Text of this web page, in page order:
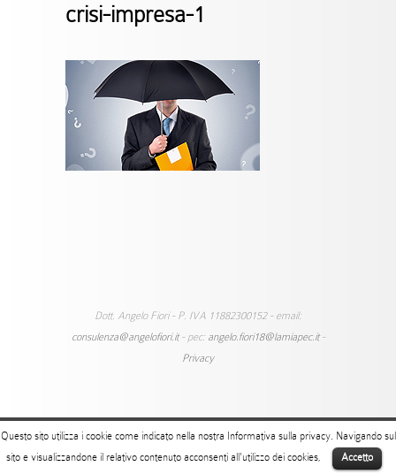
crisi-impresa-1
Dott. Angelo Fiori - P. IVA 11882300152 - email:
consulenza@angelofiori.it- pec: angelo.fiori18@lamiapec.it-
Privacy
Questo sito utilizza i cookie come indicato nella nostra Informativa sulla privacy. Navigando sul
sito e visualizzandone il relativo contenuto acconsenti all'utilizzo dei cookies,
Accetto